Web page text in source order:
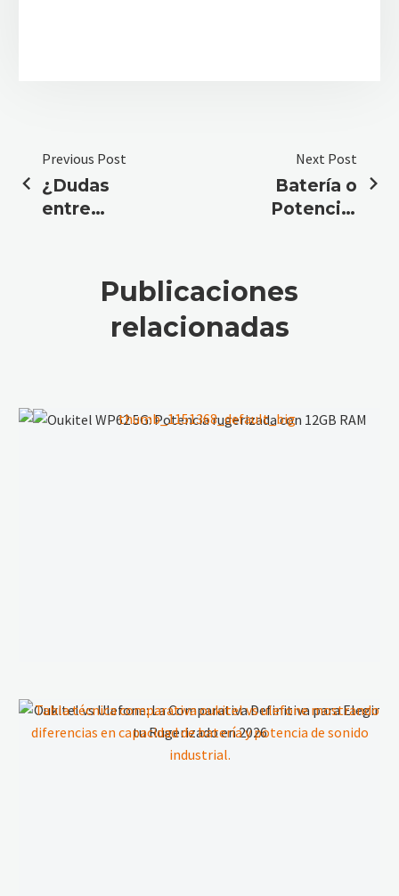
Previous Post
¿Dudas
entre
Analizamos
Next Post
Batería o
Potencia:
Ulefone
Publicaciones
relacionadas